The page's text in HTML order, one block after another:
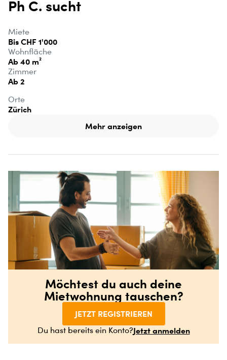
Ph C. sucht
Miete
Bis CHF 1'000
Wohnfläche
Ab 40 m²
Zimmer
Ab 2
Orte
Zürich
Mehr anzeigen
Möchtest du auch deine
Mietwohnung tauschen?
JETZT REGISTRIEREN
Du hast bereits ein Konto?Jetzt anmelden